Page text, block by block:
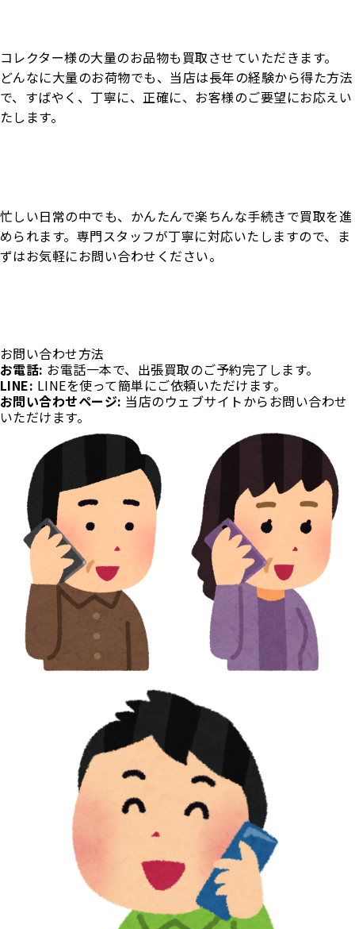
コレクター様の大量のお品物も買取させていただきます。
どんなに大量のお荷物でも、当店は長年の経験から得た方法
で、すばやく、丁寧に、正確に、お客様のご要望にお応えい
たします。
忙しい日常の中でも、かんたんで楽ちんな手続きで買取を進
められます。専門スタッフが丁寧に対応いたしますので、ま
ずはお気軽にお問い合わせください。
お問い合わせ方法
お電話: お電話一本で、出張買取のご予約完了します。
LINE: LINEを使って簡単にご依頼いただけます。
お問い合わせページ: 当店のウェブサイトからお問い合わせ
いただけます。